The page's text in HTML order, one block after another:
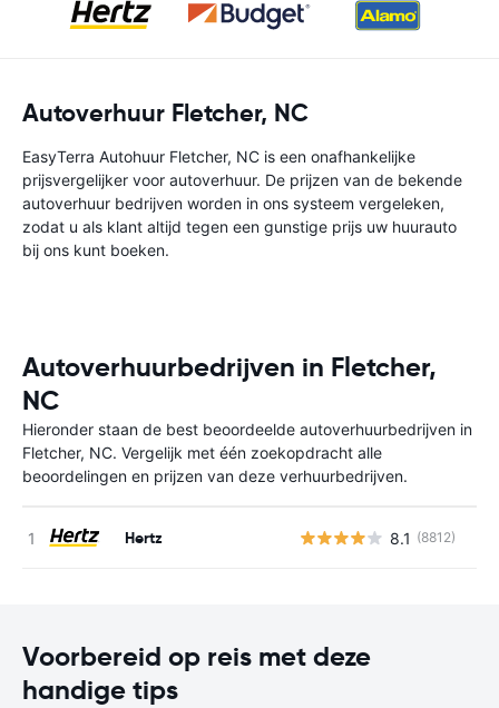
Autoverhuur Fletcher, NC
EasyTerra Autohuur Fletcher, NC is een onafhankelijke
prijsvergelijker voor autoverhuur. De prijzen van de bekende
autoverhuur bedrijven worden in ons systeem vergeleken,
zodat u als klant altijd tegen een gunstige prijs uw huurauto
bij ons kunt boeken.
Autoverhuurbedrijven in Fletcher,
NC
Hieronder staan de best beoordeelde autoverhuurbedrijven in
Fletcher, NC. Vergelijk met één zoekopdracht alle
beoordelingen en prijzen van deze verhuurbedrijven.
Hertz 8.1 (8812)
Voorbereid op reis met deze
handige tips